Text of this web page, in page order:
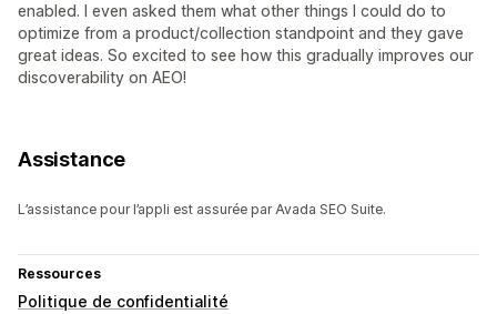
enabled. I even asked them what other things I could do to
optimize from a product/collection standpoint and they gave
great ideas. So excited to see how this gradually improves our
discoverability on AEO!
Assistance
L’assistance pour l’appli est assurée par Avada SEO Suite.
Ressources
Politique de confidentialité